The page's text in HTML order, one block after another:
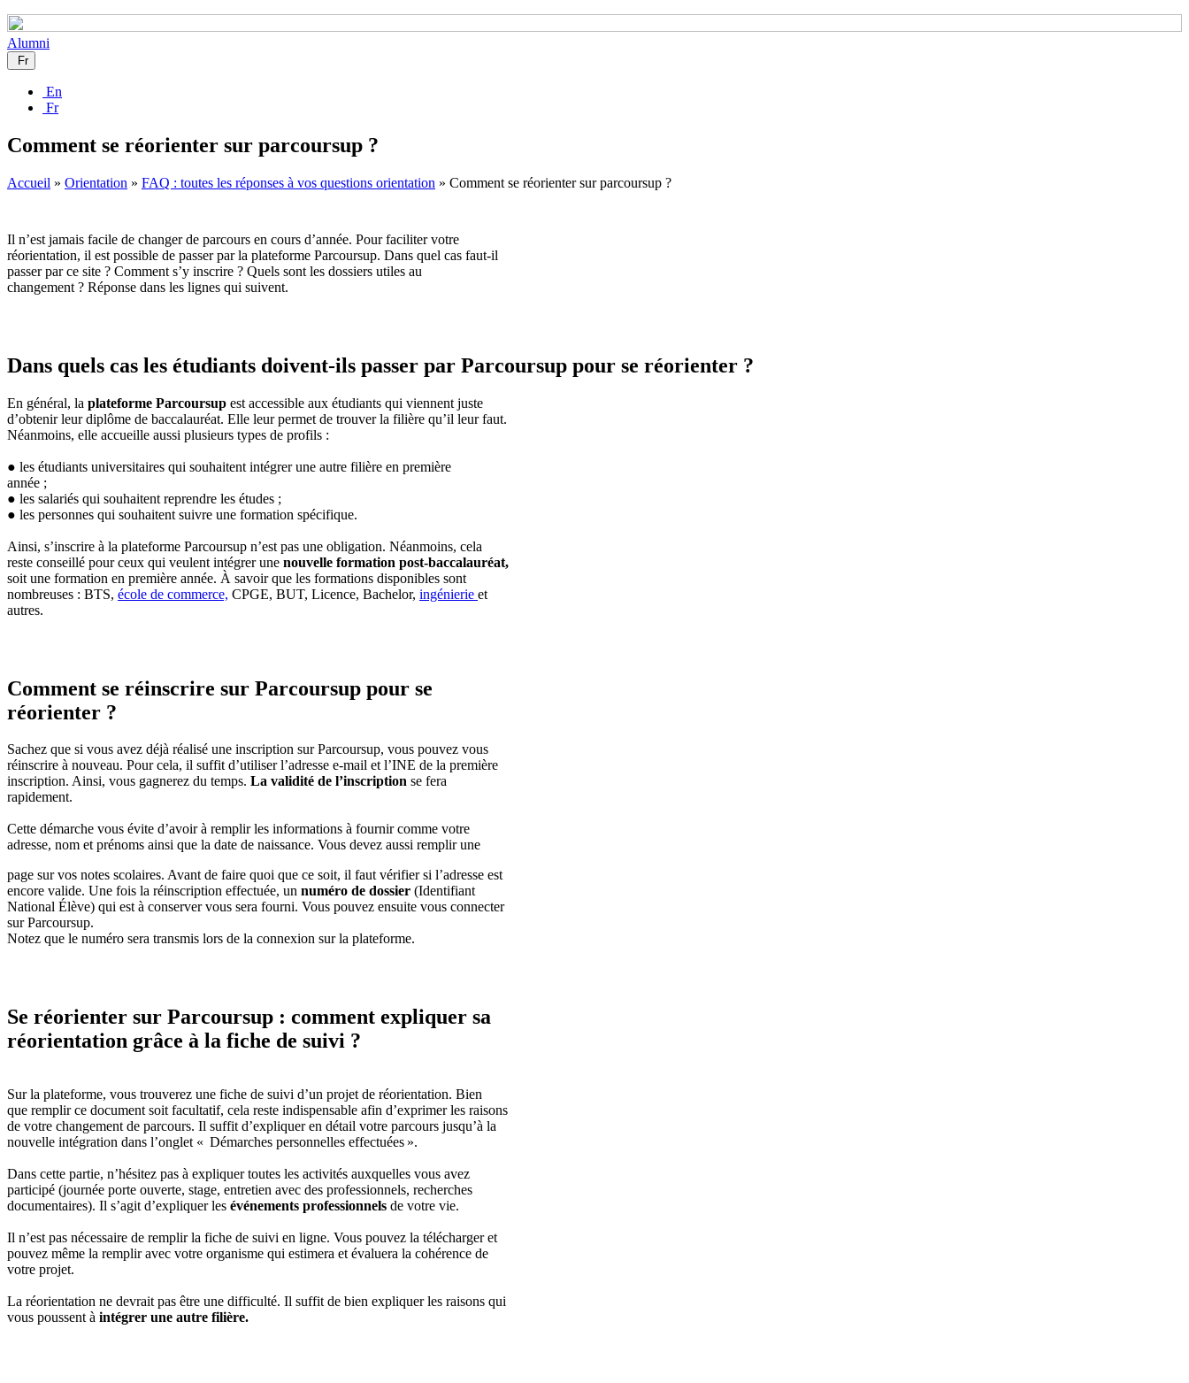
Alumni
Fr
En
Fr
Comment se réorienter sur parcoursup ?
Accueil » Orientation » FAQ : toutes les réponses à vos questions orientation » Comment se réorienter sur parcoursup ?
Il n’est jamais facile de changer de parcours en cours d’année. Pour faciliter votre
réorientation, il est possible de passer par la plateforme Parcoursup. Dans quel cas faut-il
passer par ce site ? Comment s’y inscrire ? Quels sont les dossiers utiles au
changement ? Réponse dans les lignes qui suivent.
Dans quels cas les étudiants doivent-ils passer par Parcoursup pour se réorienter ?
En général, la plateforme Parcoursup est accessible aux étudiants qui viennent juste
d’obtenir leur diplôme de baccalauréat. Elle leur permet de trouver la filière qu’il leur faut.
Néanmoins, elle accueille aussi plusieurs types de profils :
● les étudiants universitaires qui souhaitent intégrer une autre filière en première
année ;
● les salariés qui souhaitent reprendre les études ;
● les personnes qui souhaitent suivre une formation spécifique.
Ainsi, s’inscrire à la plateforme Parcoursup n’est pas une obligation. Néanmoins, cela
reste conseillé pour ceux qui veulent intégrer une nouvelle formation post-baccalauréat,
soit une formation en première année. À savoir que les formations disponibles sont
nombreuses : BTS, école de commerce, CPGE, BUT, Licence, Bachelor, ingénierie et
autres.
Comment se réinscrire sur Parcoursup pour se
réorienter ?
Sachez que si vous avez déjà réalisé une inscription sur Parcoursup, vous pouvez vous
réinscrire à nouveau. Pour cela, il suffit d’utiliser l’adresse e-mail et l’INE de la première
inscription. Ainsi, vous gagnerez du temps. La validité de l’inscription se fera
rapidement.
Cette démarche vous évite d’avoir à remplir les informations à fournir comme votre
adresse, nom et prénoms ainsi que la date de naissance. Vous devez aussi remplir une
page sur vos notes scolaires. Avant de faire quoi que ce soit, il faut vérifier si l’adresse est
encore valide. Une fois la réinscription effectuée, un numéro de dossier (Identifiant
National Élève) qui est à conserver vous sera fourni. Vous pouvez ensuite vous connecter
sur Parcoursup.
Notez que le numéro sera transmis lors de la connexion sur la plateforme.
Se réorienter sur Parcoursup : comment expliquer sa
réorientation grâce à la fiche de suivi ?
Sur la plateforme, vous trouverez une fiche de suivi d’un projet de réorientation. Bien
que remplir ce document soit facultatif, cela reste indispensable afin d’exprimer les raisons
de votre changement de parcours. Il suffit d’expliquer en détail votre parcours jusqu’à la
nouvelle intégration dans l’onglet « Démarches personnelles effectuées ».
Dans cette partie, n’hésitez pas à expliquer toutes les activités auxquelles vous avez
participé (journée porte ouverte, stage, entretien avec des professionnels, recherches
documentaires). Il s’agit d’expliquer les événements professionnels de votre vie.
Il n’est pas nécessaire de remplir la fiche de suivi en ligne. Vous pouvez la télécharger et
pouvez même la remplir avec votre organisme qui estimera et évaluera la cohérence de
votre projet.
La réorientation ne devrait pas être une difficulté. Il suffit de bien expliquer les raisons qui
vous poussent à intégrer une autre filière.